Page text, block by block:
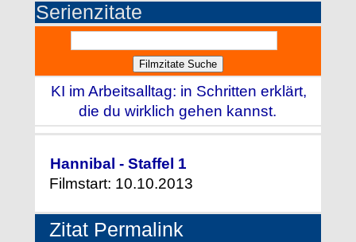
Serienzitate
KI im Arbeitsalltag: in Schritten erklärt,
die du wirklich gehen kannst.
Hannibal - Staffel 1
Filmstart: 10.10.2013
Zitat Permalink